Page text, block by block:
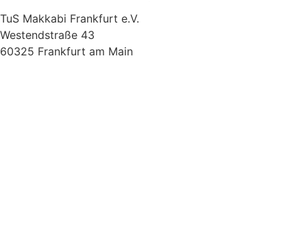
TuS Makkabi Frankfurt e.V.
Westendstraße 43
60325 Frankfurt am Main